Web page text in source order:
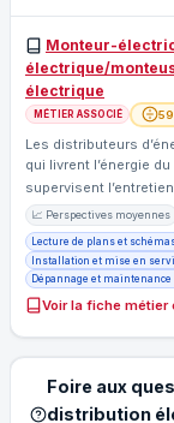
Monteur-
électrique/
électrique
MÉTIER ASSOCIÉ
Les distributeurs
qui livrent l’énergie
supervisent
📈 Perspectives moyennes
Lecture de plans et
Installation et mise en
Dépannage et
Voir la fiche métier
Foire aux
distribution